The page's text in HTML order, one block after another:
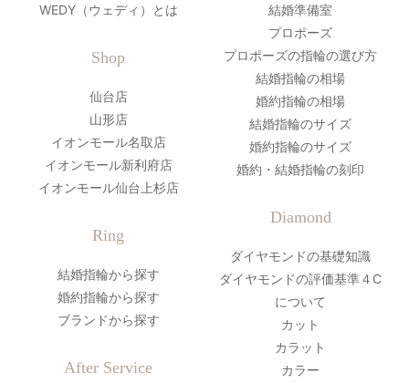
WEDY（ウェディ）とは
Shop
仙台店
山形店
イオンモール名取店
イオンモール新利府店
イオンモール仙台上杉店
Ring
結婚指輪から探す
婚約指輪から探す
ブランドから探す
After Service
結婚準備室
プロポーズ
プロポーズの指輪の選び方
結婚指輪の相場
婚約指輪の相場
結婚指輪のサイズ
婚約指輪のサイズ
婚約・結婚指輪の刻印
Diamond
ダイヤモンドの基礎知識
ダイヤモンドの評価基準４C
について
カット
カラット
カラー